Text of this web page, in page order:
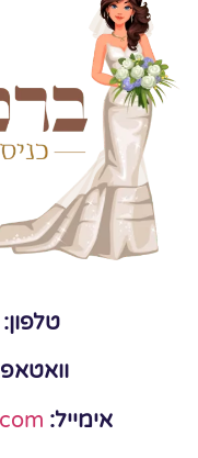
טלפון:
וואטאפ
אימייל: